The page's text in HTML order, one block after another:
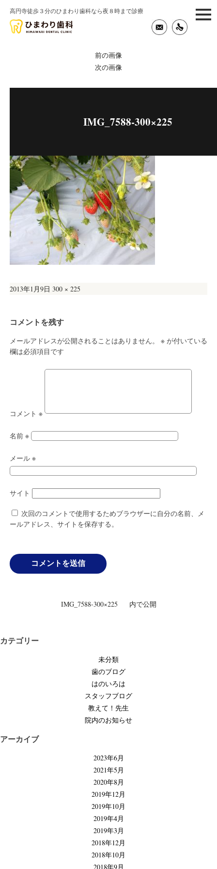
高円寺徒歩３分のひまわり歯科なら夜８時まで診療
前の画像
次の画像
IMG_7588-300×225
投
2013年1月9日 フ
イ
ズ
300 × 225
コメントを残す
メールアドレスが公開されることはありません。 ※ が付いている
欄は必須項目です
コメント ※
名前 ※
メール ※
サイト
次回のコメントで使用するためブラウザーに自分の名前、メ
ールアドレス、サイトを保存する。
ビ
IMG_7588-300×225 内で公開
カテゴリー
未分類
歯のブログ
はのいろは
スタッフブログ
教えて！先生
院内のお知らせ
アーカイブ
2023年6月
2021年5月
2020年8月
2019年12月
2019年10月
2019年4月
2019年3月
2018年12月
2018年10月
2018年9月